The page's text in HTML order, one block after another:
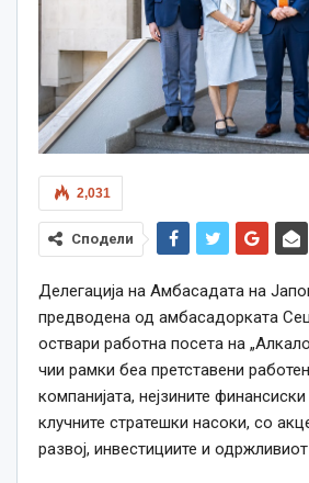
2,031
Сподели
Делегација на Амбасадата на
предводена од амбасадорката
оствари работна посета на
чии рамки беа претставени
компанијата, нејзините
клучните стратешки насоки, со
развој, инвестициите и